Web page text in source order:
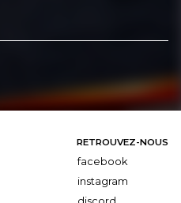
RETROUVEZ-NOUS
facebook
instagram